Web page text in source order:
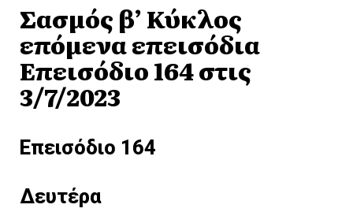
Σασμός β’ Κύκλος
επόμενα επεισόδια
Επεισόδιο 164 στις
3/7/2023
Επεισόδιο 164
Δευτέρα